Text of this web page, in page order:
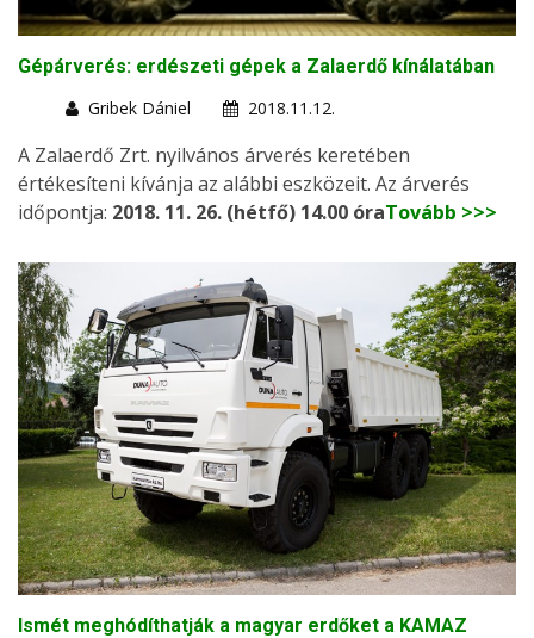
Gépárverés: erdészeti gépek a Zalaerdő kínálatában
Gribek Dániel
2018.11.12.
A Zalaerdő Zrt. nyilvános árverés keretében
értékesíteni kívánja az alábbi eszközeit. Az árverés
időpontja: 2018. 11. 26. (hétfő) 14.00 óraTovább >>>
Ismét meghódíthatják a magyar erdőket a KAMAZ